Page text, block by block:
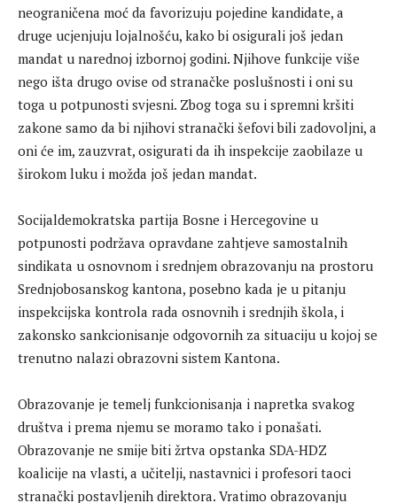
neograničena moć da favorizuju pojedine kandidate, a
druge ucjenjuju lojalnošću, kako bi osigurali još jedan
mandat u narednoj izbornoj godini. Njihove funkcije više
nego išta drugo ovise od stranačke poslušnosti i oni su
toga u potpunosti svjesni. Zbog toga su i spremni kršiti
zakone samo da bi njihovi stranački šefovi bili zadovoljni, a
oni će im, zauzvrat, osigurati da ih inspekcije zaobilaze u
širokom luku i možda još jedan mandat.
Socijaldemokratska partija Bosne i Hercegovine u
potpunosti podržava opravdane zahtjeve samostalnih
sindikata u osnovnom i srednjem obrazovanju na prostoru
Srednjobosanskog kantona, posebno kada je u pitanju
inspekcijska kontrola rada osnovnih i srednjih škola, i
zakonsko sankcionisanje odgovornih za situaciju u kojoj se
trenutno nalazi obrazovni sistem Kantona.
Obrazovanje je temelj funkcionisanja i napretka svakog
društva i prema njemu se moramo tako i ponašati.
Obrazovanje ne smije biti žrtva opstanka SDA-HDZ
koalicije na vlasti, a učitelji, nastavnici i profesori taoci
stranački postavljenih direktora. Vratimo obrazovanju